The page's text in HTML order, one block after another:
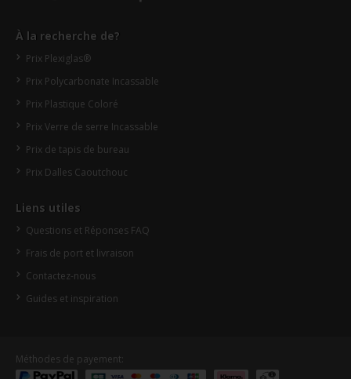
À la recherche de?
Prix Plexiglas®
Prix Polycarbonate Incassable
Prix Plastique Coloré
Prix Verre de serre Incassable
Prix de tapis de bureau
Prix Dalles Caoutchouc
Liens utiles
Questions et Réponses FAQ
Frais de port et livraison
Contactez-nous
Guides et inspiration
Méthodes de payement: